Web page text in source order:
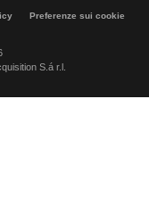
Preferenze sui cookie
S.á r.l.